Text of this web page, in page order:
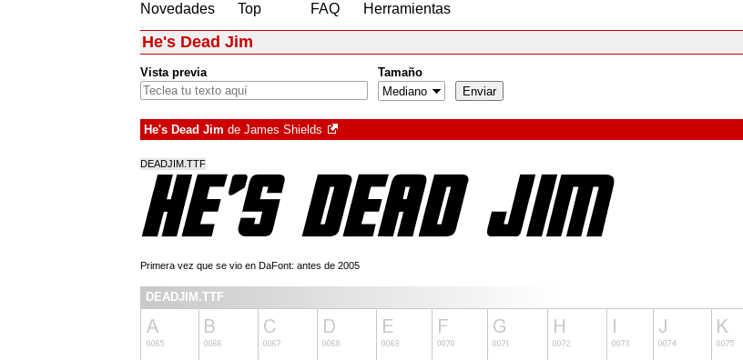
Novedades
Top
FAQ
Herramientas
He's Dead Jim
Vista previa Tamaño
He's Dead Jim de James Shields
DEADJIM.TTF
Primera vez que se vio en DaFont: antes de 2005
DEADJIM.TTF